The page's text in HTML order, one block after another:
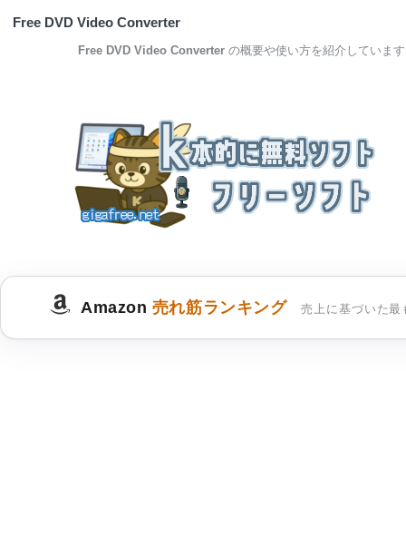
Free DVD Video Converter
Free DVD Video Converter の概要や使い方を紹介しています
Amazon 売れ筋ランキング 売上に基づいた最